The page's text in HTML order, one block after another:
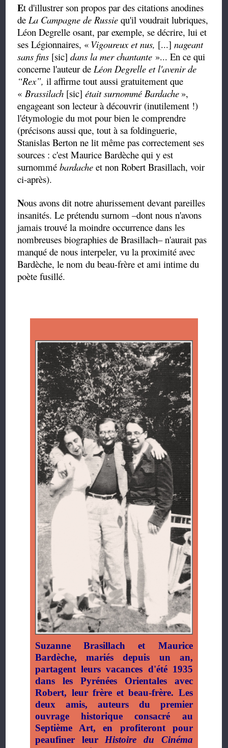
Et d'illustrer son propos par des citations anodines
deLa Campagne de Russie qu'il voudrait lubriques,
Léon Degrelle osant, par exemple, se décrire, lui et
ses Légionnaires, « Vigoureux et nus, [...]nageant
sans fins [sic]dans la mer chantante »... En ce qui
concerne l'auteur deLéon Degrelle et l'avenir de
“Rex”, il affirme tout aussi gratuitement que
« Brassilach [sic]était surnommé Bardache »,
engageant son lecteur à découvrir (inutilement !)
l'étymologie du mot pour bien le comprendre
(précisons aussi que, tout à sa foldinguerie,
Stanislas Berton ne lit même pas correctement ses
sources : c'est Maurice Bardèche qui y est
surnommébardache et non Robert Brasillach, voir
ci-après).
Nous avons dit notre ahurissement devant pareilles
insanités. Le prétendu surnom –dont nous n'avons
jamais trouvé la moindre occurrence dans les
nombreuses biographies de Brasillach– n'aurait pas
manqué de nous interpeler, vu la proximité avec
Bardèche, le nom du beau-frère et ami intime du
poète fusillé.
Suzanne Brasillach et Maurice
Bardèche, mariés depuis un an,
partagent leurs vacances d'été 1935
dans les Pyrénées Orientales avec
Robert, leur frère et beau-frère. Les
deux amis, auteurs du premier
ouvrage historique consacré au
Septième Art, en profiteront pour
peaufiner leurHistoire du Cinéma